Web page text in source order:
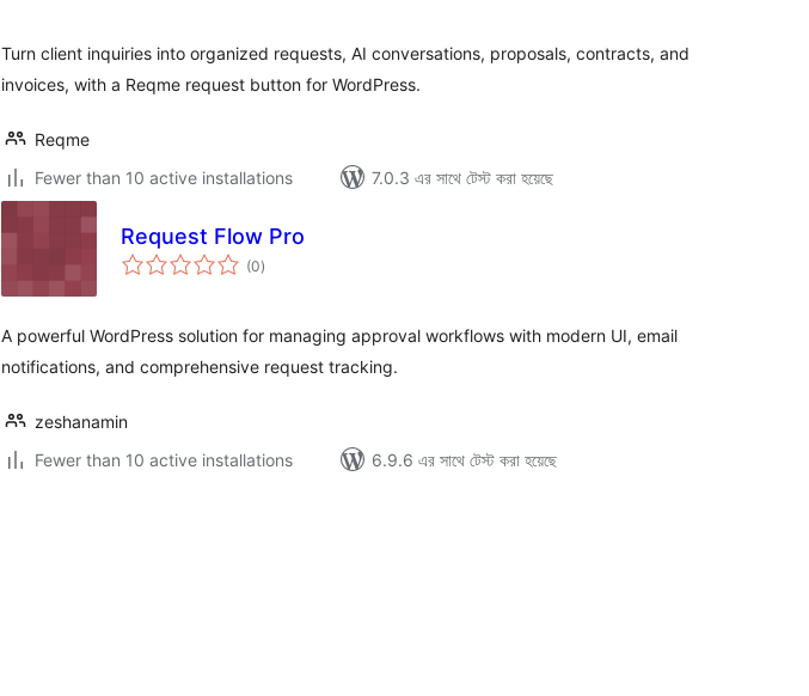
Turn client inquiries into organized requests, AI conversations, proposals, contracts, and
invoices, with a Reqme request button for WordPress.
Reqme
Fewer than 10 active installations
7.0.3 এর সাথে টেস্ট করা হয়েছে
Request Flow Pro
(0total
ratings
)
A powerful WordPress solution for managing approval workflows with modern UI, email
notifications, and comprehensive request tracking.
zeshanamin
Fewer than 10 active installations
6.9.6 এর সাথে টেস্ট করা হয়েছে